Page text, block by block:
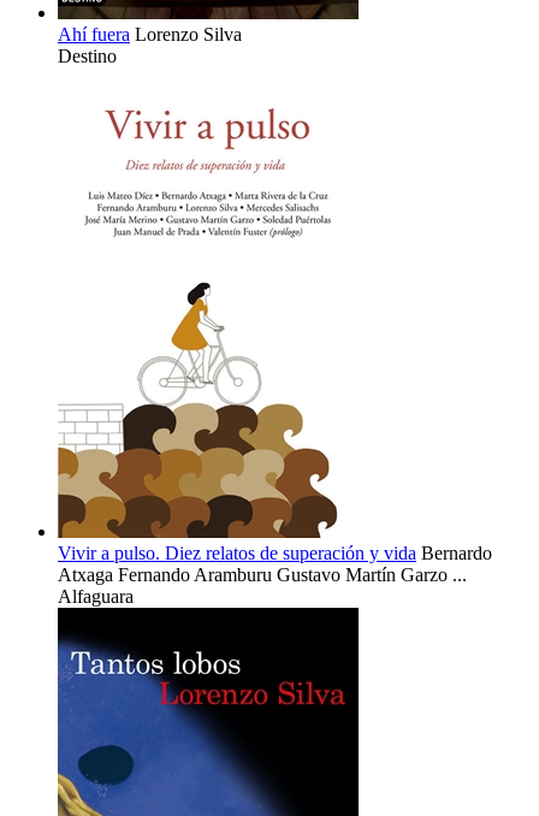
Ahí fuera Lorenzo Silva
Destino
Vivir a pulso. Diez relatos de superación y vida Bernardo
Atxaga Fernando Aramburu Gustavo Martín Garzo ...
Alfaguara